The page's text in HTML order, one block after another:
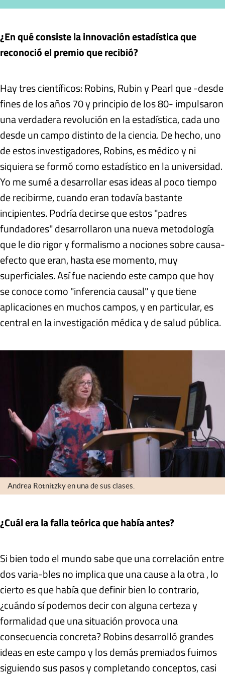
¿En qué consiste la innovación estadística que
reconoció el premio que recibió?
Hay tres científicos: Robins, Rubin y Pearl que -desde
fines de los años 70 y principio de los 80- impulsaron
una verdadera revolución en la estadística, cada uno
desde un campo distinto de la ciencia. De hecho, uno
de estos investigadores, Robins, es médico y ni
siquiera se formó como estadístico en la universidad.
Yo me sumé a desarrollar esas ideas al poco tiempo
de recibirme, cuando eran todavía bastante
incipientes. Podría decirse que estos "padres
fundadores" desarrollaron una nueva metodología
que le dio rigor y formalismo a nociones sobre causa-
efecto que eran, hasta ese momento, muy
superficiales. Así fue naciendo este campo que hoy
se conoce como "inferencia causal" y que tiene
aplicaciones en muchos campos, y en particular, es
central en la investigación médica y de salud pública.
Andrea Rotnitzky en una de sus clases.
¿Cuál era la falla teórica que había antes?
Si bien todo el mundo sabe que una correlación entre
dos varia-bles no implica que una cause a la otra , lo
cierto es que había que definir bien lo contrario,
¿cuándo sí podemos decir con alguna certeza y
formalidad que una situación provoca una
consecuencia concreta? Robins desarrolló grandes
ideas en este campo y los demás premiados fuimos
siguiendo sus pasos y completando conceptos, casi